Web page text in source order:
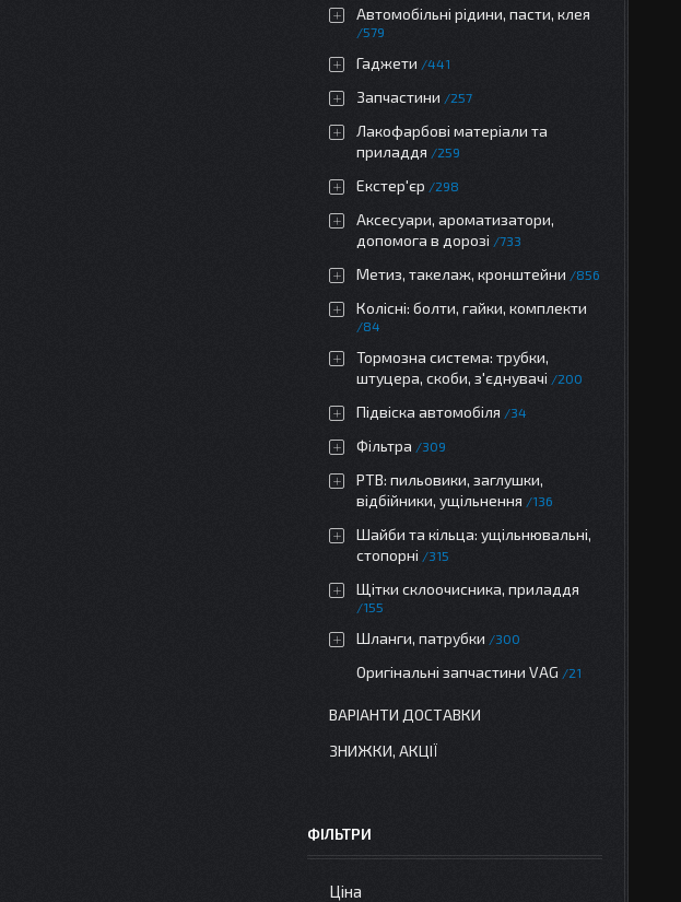
Автомобільні рідини, пасти, клея
579
Гаджети 441
Запчастини 257
Лакофарбові матеріали та
приладдя
259
Екстер'єр 298
Аксесуари, ароматизатори,
допомога в дорозі
733
Метиз, такелаж, кронштейни 856
Колісні: болти, гайки, комплекти
84
Тормозна система: трубки,
штуцера, скоби, з'єднувачі
200
Підвіска автомобіля 34
Фільтра 309
РТВ: пильовики, заглушки,
відбійники, ущільнення
136
Шайби та кільца: ущільнювальні,
стопорні
315
Щітки склоочисника, приладдя
155
Шланги, патрубки 300
Оригінальні запчастини VAG 21
ВАРІАНТИ ДОСТАВКИ
ЗНИЖКИ, АКЦІЇ
ФІЛЬТРИ
Ціна